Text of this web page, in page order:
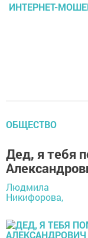
ИНТЕРНЕТ-
ОБЩЕСТВО
Дед, я тебя
Людмила
Никифорова,